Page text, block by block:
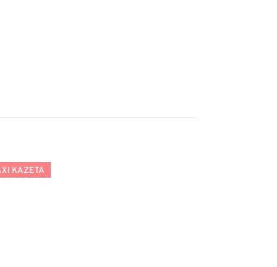
KAZETA